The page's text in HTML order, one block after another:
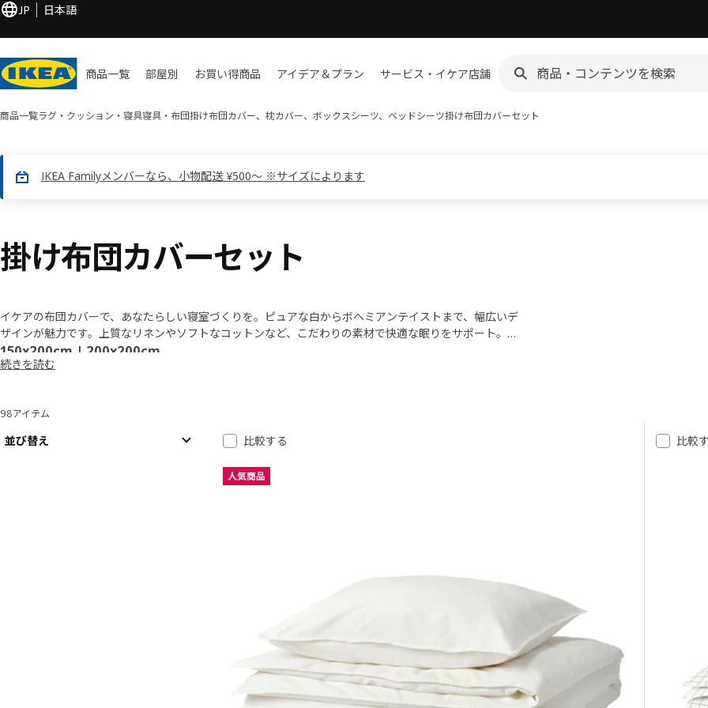
JP 日本語
商品一覧 部屋別 お買い​得商品 アイデア＆プラン サービス・イケア店舗
商品一覧ラグ・クッション・寝具寝具・布団掛け布団カバー、枕カバー、ボックスシーツ、ベッドシーツ掛け布団カバーセット
IKEA Familyメンバーなら、小物配送 ¥500～ ※サイズによります
掛け布団カバーセット
イケアの布団カバーで、あなたらしい寝室づくりを。ピュアな白からボヘミアンテイストまで、幅広いデ
ザインが魅力です。上質なリネンやソフトなコットンなど、こだわりの素材で快適な眠りをサポート。ト
レンディな若者向けデザインから落ち着いた定番柄まで、ご家族一人ひとりの好みに寄り添う豊富なコレ
クションを取りそろえています。毎日の睡眠を、もっと自分らしく、もっと心地よい時間に。
150x200cm | 200x200cm
続きを読む
並べ替えとフィルター
98アイテム
並び替え 結果リスト
比較する
人気商品
比較